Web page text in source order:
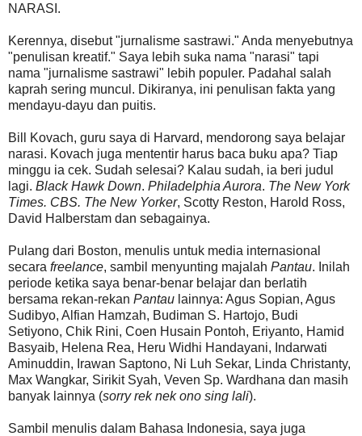
NARASI.
Kerennya, disebut "jurnalisme sastrawi." Anda menyebutnya
"penulisan kreatif." Saya lebih suka nama "narasi" tapi
nama "jurnalisme sastrawi" lebih populer. Padahal salah
kaprah sering muncul. Dikiranya, ini penulisan fakta yang
mendayu-dayu dan puitis.
Bill Kovach, guru saya di Harvard, mendorong saya belajar
narasi. Kovach juga mententir harus baca buku apa? Tiap
minggu ia cek. Sudah selesai? Kalau sudah, ia beri judul
lagi. Black Hawk Down. Philadelphia Aurora. The New York
Times. CBS. The New Yorker, Scotty Reston, Harold Ross,
David Halberstam dan sebagainya.
Pulang dari Boston, menulis untuk media internasional
secara freelance, sambil menyunting majalah Pantau. Inilah
periode ketika saya benar-benar belajar dan berlatih
bersama rekan-rekan Pantau lainnya: Agus Sopian, Agus
Sudibyo, Alfian Hamzah, Budiman S. Hartojo, Budi
Setiyono, Chik Rini, Coen Husain Pontoh, Eriyanto, Hamid
Basyaib, Helena Rea, Heru Widhi Handayani, Indarwati
Aminuddin, Irawan Saptono, Ni Luh Sekar, Linda Christanty,
Max Wangkar, Sirikit Syah, Veven Sp. Wardhana dan masih
banyak lainnya (sorry rek nek ono sing lali).
Sambil menulis dalam Bahasa Indonesia, saya juga